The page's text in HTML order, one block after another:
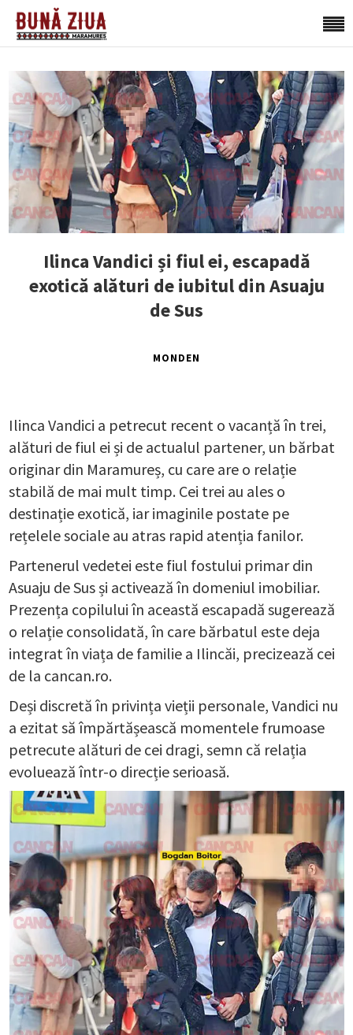
Ilinca Vandici și fiul ei, escapadă
exotică alături de iubitul din Asuaju
de Sus
MONDEN
Ilinca Vandici a petrecut recent o vacanță în trei,
alături de fiul ei și de actualul partener, un bărbat
originar din Maramureș, cu care are o relație
stabilă de mai mult timp. Cei trei au ales o
destinație exotică, iar imaginile postate pe
rețelele sociale au atras rapid atenția fanilor.
Partenerul vedetei este fiul fostului primar din
Asuaju de Sus și activează în domeniul imobiliar.
Prezența copilului în această escapadă sugerează
o relație consolidată, în care bărbatul este deja
integrat în viața de familie a Ilincăi, precizează cei
de la cancan.ro.
Deși discretă în privința vieții personale, Vandici nu
a ezitat să împărtășească momentele frumoase
petrecute alături de cei dragi, semn că relația
evoluează într-o direcție serioasă.